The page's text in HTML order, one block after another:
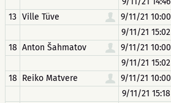
13 Ville Tüve 9/11/21 10:00
9/11/21 15:02
18 Anton Šahmatov 9/11/21 10:00
9/11/21 15:02
18 Reiko Matvere 9/11/21 10:00
9/11/21 15:18